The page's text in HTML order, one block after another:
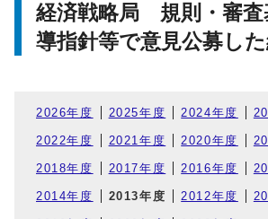
経済戦略局 規則・審査
導指針等で意見公募し
2026年度 2025年度 2024年度
2022年度 2021年度 2020年度
2018年度 2017年度 2016年度
2014年度 2013年度 2012年度